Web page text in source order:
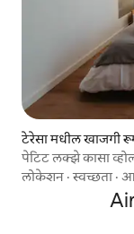
टेरेसा मधील खाजगी
पेटिट लक्झे कासा
लोकेशन ·स्वच्छता ·